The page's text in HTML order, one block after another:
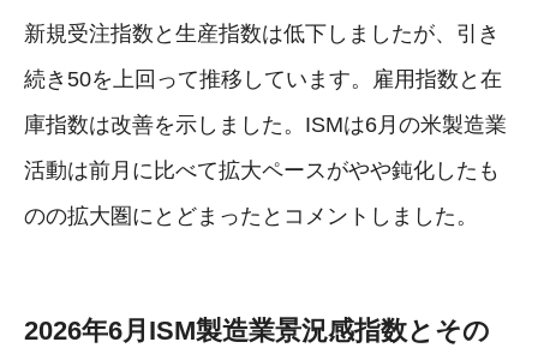
新規受注指数と生産指数は低下しましたが、引き
続き50を上回って推移しています。雇用指数と在
庫指数は改善を示しました。ISMは6月の米製造業
活動は前月に比べて拡大ペースがやや鈍化したも
のの拡大圏にとどまったとコメントしました。
2026年6月ISM製造業景況感指数とその